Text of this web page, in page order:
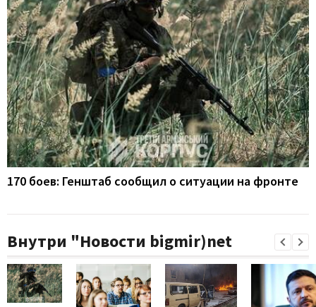
170 боев: Генштаб сообщил о ситуации на фронте
Внутри "Новости bigmir)net